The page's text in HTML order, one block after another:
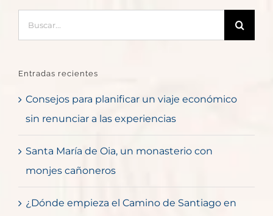
Entradas recientes
Consejos para planificar un viaje económico
sin renunciar a las experiencias
Santa María de Oia, un monasterio con
monjes cañoneros
¿Dónde empieza el Camino de Santiago en